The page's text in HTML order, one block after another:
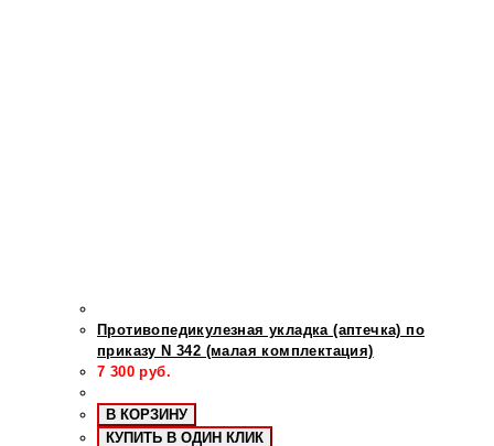
Противопедикулезная укладка (аптечка) по
приказу N 342 (малая комплектация)
7 300 руб.
В КОРЗИНУ
КУПИТЬ В ОДИН КЛИК